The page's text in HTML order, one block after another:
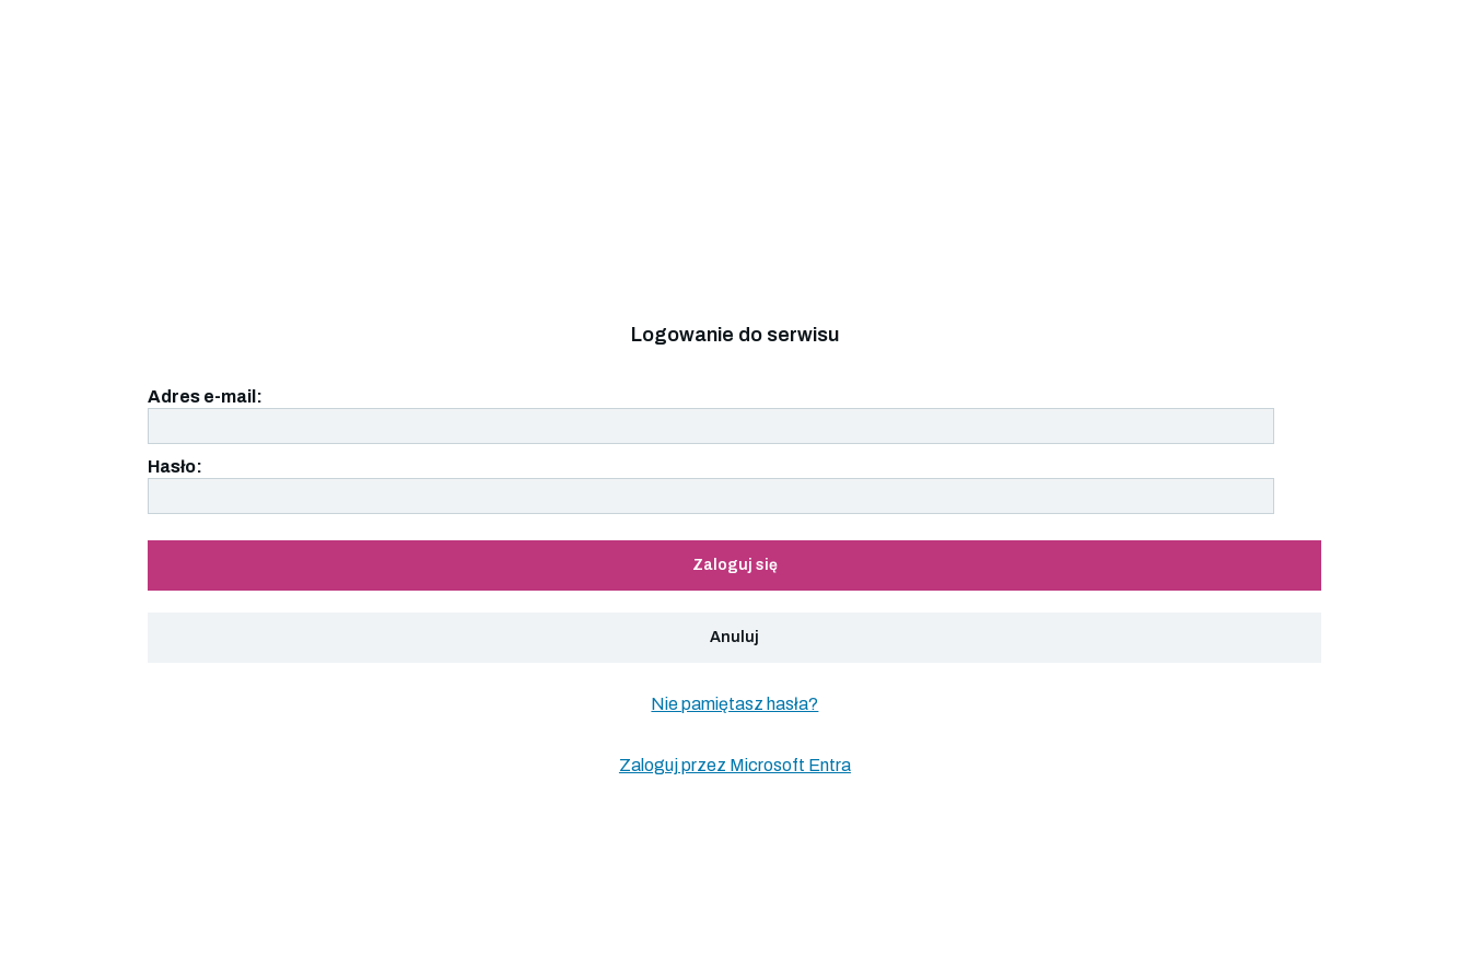
Logowanie do serwisu
Adres e-mail:
Hasło:
Zaloguj się
Anuluj
Nie pamiętasz hasła?
Zaloguj przez Microsoft Entra